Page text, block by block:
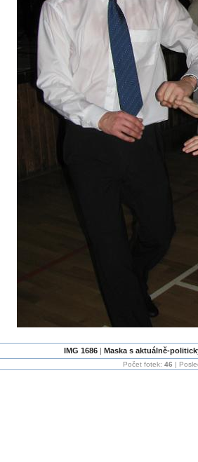
IMG 1686| Maska s aktuálně-
Počet fotek: 46 |